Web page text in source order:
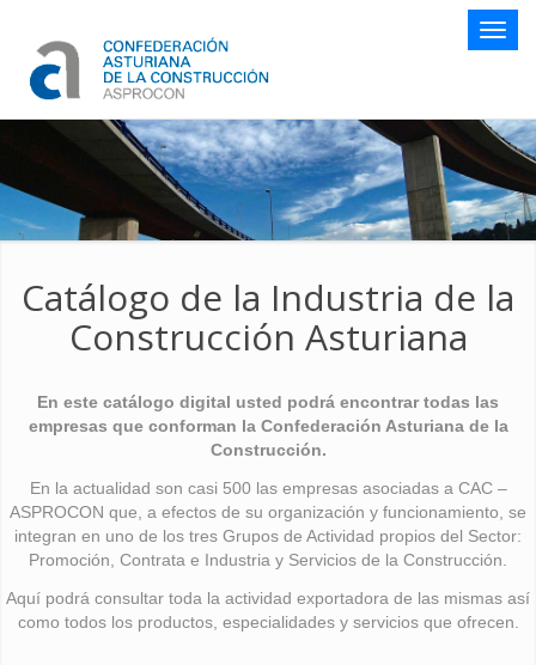
Botón
Catálogo de la Industria de la
Construcción Asturiana
En este catálogo digital usted podrá encontrar todas las
empresas que conforman la Confederación Asturiana de la
Construcción.
En la actualidad son casi 500 las empresas asociadas a CAC –
ASPROCON que, a efectos de su organización y funcionamiento, se
integran en uno de los tres Grupos de Actividad propios del Sector:
Promoción, Contrata e Industria y Servicios de la Construcción.
Aquí podrá consultar toda la actividad exportadora de las mismas así
como todos los productos, especialidades y servicios que ofrecen.